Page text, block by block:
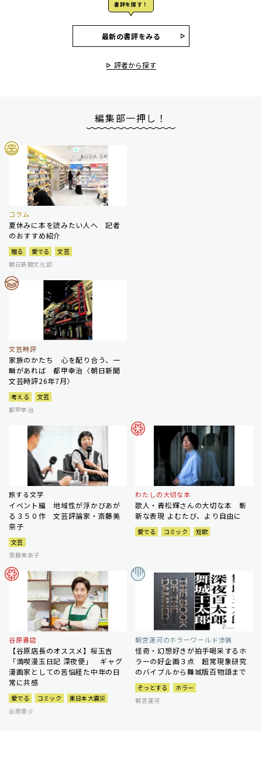
書評を探す！
最新の書評をみる
評者から探す
編集部一押し！
コラム
夏休みに本を読みたい人へ 記者
のおすすめ紹介
贈る 愛でる
文芸
朝日新聞文化部
文芸時評
家族のかたち 心を配り合う、一
瞬があれば 都甲幸治〈朝日新聞
文芸時評26年7月〉
考える
文芸
都甲幸治
旅する文学
イベント編 地域性が浮かびあが
る３５０作 文芸評論家・斎藤美
奈子
文芸
斎藤美奈子
わたしの大切な本
歌人・青松輝さんの大切な本 斬
新な表現 よむたび、より自由に
愛でる コミック 短歌
谷原書店
【谷原店長のオススメ】桜玉吉
「満喫漫玉日記 深夜便」 ギャグ
漫画家としての苦悩経た中年の日
常に共感
愛でる コミック
東日本大震災
谷原章介
朝宮運河のホラーワールド渉猟
怪奇・幻想好きが拍手喝采するホ
ラーの好企画３点 超常現象研究
のバイブルから舞城版百物語まで
ぞっとする
ホラー
朝宮運河